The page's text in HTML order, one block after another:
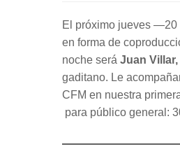
El próximo jueves —20
en forma de
noche será Juan Villar,
gaditano. Le
CFM en nuestra
para público general: